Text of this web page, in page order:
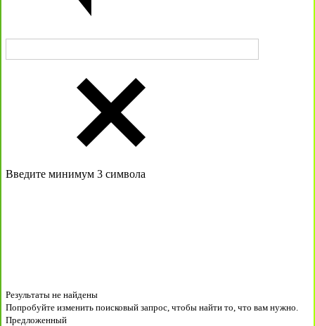
Введите минимум 3 символа
Результаты не найдены
Попробуйте изменить поисковый запрос, чтобы найти то, что вам нужно.
Предложенный